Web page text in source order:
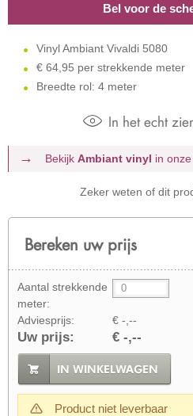
Bel voor de
Vinyl Ambiant Vivaldi 5080
€ 64,95 per strekkende meter
Breedte rol: 4 meter
In het echt
Bekijk Ambiant vinyl in
Zeker weten of dit
Bereken uw prijs
Aantal strekkende
meter:
Adviesprijs:
€ -,--
Uw prijs: € -,--
IN WINKELWAGEN
Product niet leverbaar